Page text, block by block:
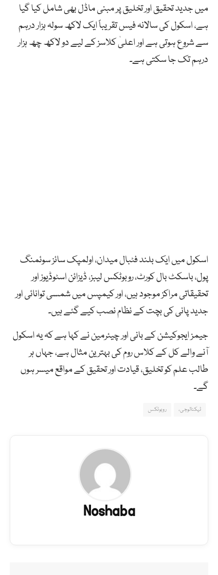
میں جدید تحقیق اور تخلیق پر مبنی ماڈل بھی شامل کیا گیا
ہے، اسکول کی سالانہ فیس تقریباً ایک لاکھ سولہ ہزار درہم
سے شروع ہوتی ہے اور اعلیٰ کلاسز کے لیے دو لاکھ چھ ہزار
درہم تک جا سکتی ہے۔
اسکول میں ایک بلند فٹبال میدان، اولمپک سائز سوئمنگ
پول، باسکٹ بال کورٹ، روبوٹکس لیبز، ڈیزائن اسٹوڈیوز اور
تحقیقاتی مراکز موجود ہیں، اور کیمپس میں شمسی توانائی اور
جدید پانی کی بچت کے نظام نصب کیے گئے ہیں۔
جیمز ایجوکیشن کے بانی اور چیئرمین نے کہا ہے کہ یہ اسکول
آنے والے کل کے کلاس روم کی بہترین مثال ہے، جہاں ہر
طالب علم کو تخلیق، قیادت اور تحقیق کے مواقع میسر ہوں
گے۔
ٹیکنالوجی، روبوٹکس
Noshaba